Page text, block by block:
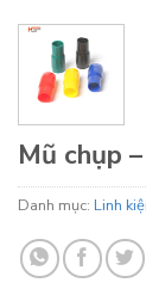
Mũ chụp
Danh mục: Linh